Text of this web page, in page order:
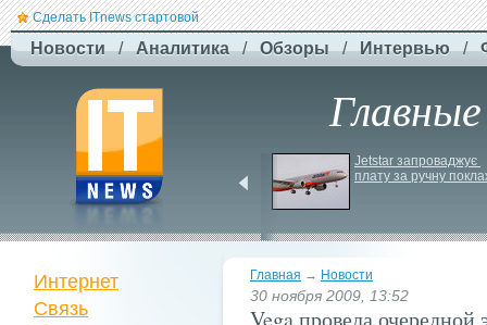
Сделать ITnews стартовой
Новости / Аналитика / Обзоры / Интервью /
бюджетный дрон F-
Сaptain, который
Jetstar запроваджує
плату за ручну
Главная → Новости
30 ноября 2009, 13:52
Vega провела очередной
Интернет
Связь